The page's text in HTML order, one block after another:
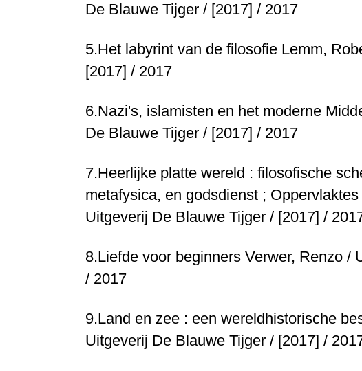
De Blauwe Tijger / [2017] / 2017
5.Het labyrint van de filosofie Lemm,
[2017] / 2017
6.Nazi's, islamisten en het moderne
De Blauwe Tijger / [2017] / 2017
7.Heerlijke platte wereld : filosofische
metafysica, en godsdienst ;
Uitgeverij De Blauwe Tijger / [2017] /
8.Liefde voor beginners Verwer, Renzo /
/ 2017
9.Land en zee : een wereldhistorische
Uitgeverij De Blauwe Tijger / [2017] /